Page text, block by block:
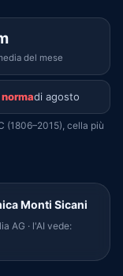
del mese
di agosto
(1806–2015), cella più
Monti Sicani
AG · l'AI vede: